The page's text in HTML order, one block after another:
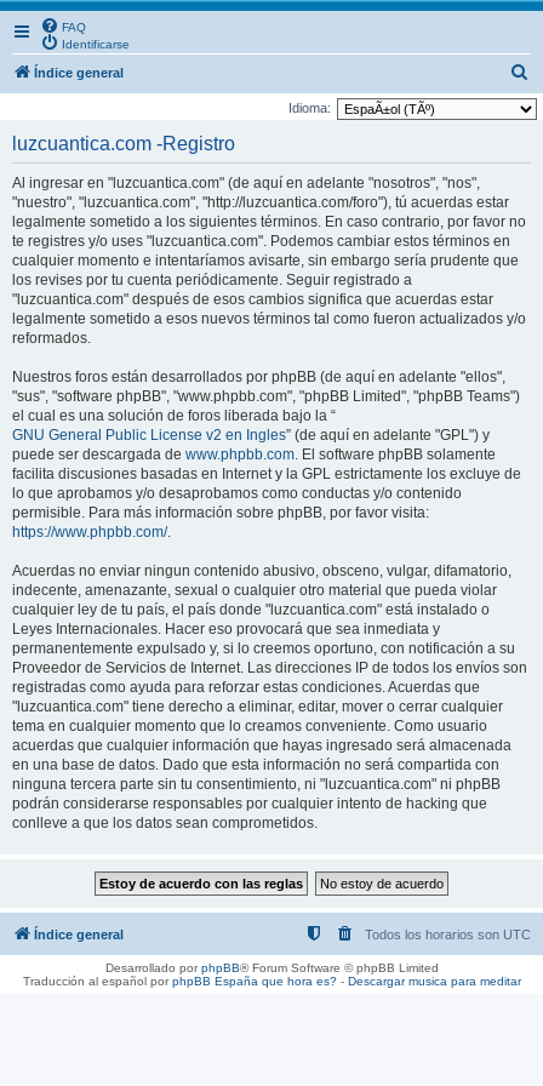
FAQ
Identificarse
Índice general
u
Idioma:
luzcuantica.com -Registro
Al ingresar en "luzcuantica.com" (de aquí en adelante "nosotros", "nos",
"nuestro", "luzcuantica.com", "http://luzcuantica.com/foro"), tú acuerdas estar
legalmente sometido a los siguientes términos. En caso contrario, por favor no
te registres y/o uses "luzcuantica.com". Podemos cambiar estos términos en
cualquier momento e intentaríamos avisarte, sin embargo sería prudente que
los revises por tu cuenta periódicamente. Seguir registrado a
"luzcuantica.com" después de esos cambios significa que acuerdas estar
legalmente sometido a esos nuevos términos tal como fueron actualizados y/o
reformados.
Nuestros foros están desarrollados por phpBB (de aquí en adelante "ellos",
"sus", "software phpBB", "www.phpbb.com", "phpBB Limited", "phpBB Teams")
el cual es una solución de foros liberada bajo la “
GNU General Public License v2 en Ingles” (de aquí en adelante "GPL") y
puede ser descargada de www.phpbb.com. El software phpBB solamente
facilita discusiones basadas en Internet y la GPL estrictamente los excluye de
lo que aprobamos y/o desaprobamos como conductas y/o contenido
permisible. Para más información sobre phpBB, por favor visita:
https://www.phpbb.com/.
Acuerdas no enviar ningun contenido abusivo, obsceno, vulgar, difamatorio,
indecente, amenazante, sexual o cualquier otro material que pueda violar
cualquier ley de tu país, el país donde "luzcuantica.com" está instalado o
Leyes Internacionales. Hacer eso provocará que sea inmediata y
permanentemente expulsado y, si lo creemos oportuno, con notificación a su
Proveedor de Servicios de Internet. Las direcciones IP de todos los envíos son
registradas como ayuda para reforzar estas condiciones. Acuerdas que
"luzcuantica.com" tiene derecho a eliminar, editar, mover o cerrar cualquier
tema en cualquier momento que lo creamos conveniente. Como usuario
acuerdas que cualquier información que hayas ingresado será almacenada
en una base de datos. Dado que esta información no será compartida con
ninguna tercera parte sin tu consentimiento, ni "luzcuantica.com" ni phpBB
podrán considerarse responsables por cualquier intento de hacking que
conlleve a que los datos sean comprometidos.
Índice general Todos los horarios son UTC
Desarrollado porphpBB® Forum Software © phpBB Limited
Traducción al español porphpBB España que hora es?- Descargar musica para meditar